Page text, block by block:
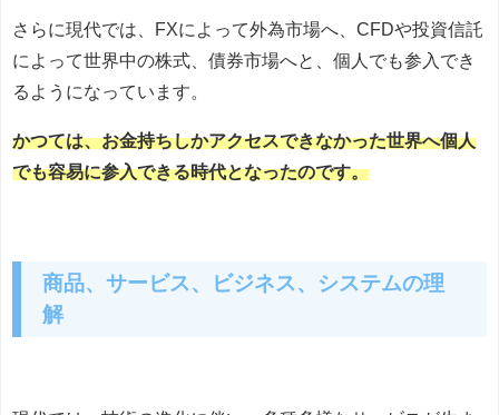
さらに現代では、FXによって外為市場へ、CFDや投資信託
によって世界中の株式、債券市場へと、個人でも参入でき
るようになっています。
かつては、お金持ちしかアクセスできなかった世界へ個人
でも容易に参入できる時代となったのです。
商品、サービス、ビジネス、システムの理
解